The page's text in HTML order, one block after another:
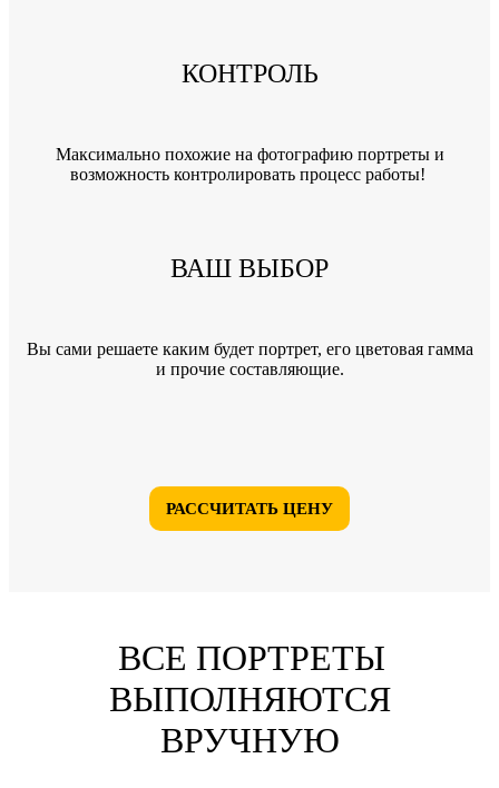
КОНТРОЛЬ
Максимально похожие на фотографию портреты и
возможность контролировать процесс работы!
ВАШ ВЫБОР
Вы сами решаете каким будет портрет, его цветовая гамма
и прочие составляющие.
РАССЧИТАТЬ ЦЕНУ
ВСЕ ПОРТРЕТЫ
ВЫПОЛНЯЮТСЯ
ВРУЧНУЮ